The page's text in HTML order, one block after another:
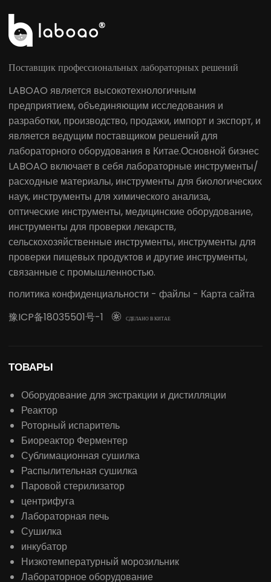
Поставщик профессиональных лабораторных решений
LABOAO является высокотехнологичным
предприятием, объединяющим исследования и
разработки, производство, продажи, импорт и экспорт, и
является ведущим поставщиком решений для
лабораторного оборудования в Китае.Основной бизнес
LABOAO включает в себя лабораторные инструменты/
расходные материалы, инструменты для биологических
наук, инструменты для химического анализа,
оптические инструменты, медицинские оборудование,
инструменты для проверки лекарств,
сельскохозяйственные инструменты, инструменты для
проверки пищевых продуктов и другие инструменты,
связанные с промышленностью.
политика конфиденциальности - файлы - Карта сайта
豫ICP备18035501号-1
 СДЕЛАНО В КИТАЕ
ТОВАРЫ
Оборудование для экстракции и дистилляции
Реактор
Роторный испаритель
Биореактор Ферментер
Сублимационная сушилка
Распылительная сушилка
Паровой стерилизатор
центрифуга
Лабораторная печь
Сушилка
инкубатор
Низкотемпературный морозильник
Лабораторное оборудование